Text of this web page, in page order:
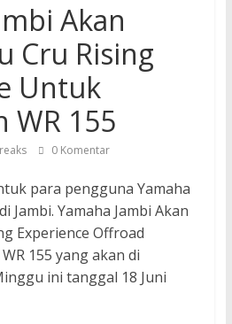
Akan
Cru Rising
Untuk
WR 155
0 Komentar
para pengguna Yamaha
Jambi. Yamaha Jambi Akan
Experience Offroad
155 yang akan di
ini tanggal 18 Juni